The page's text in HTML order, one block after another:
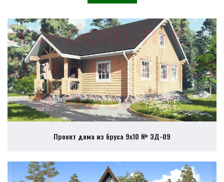
Проект дома из бруса 9х10 № ЭД-09